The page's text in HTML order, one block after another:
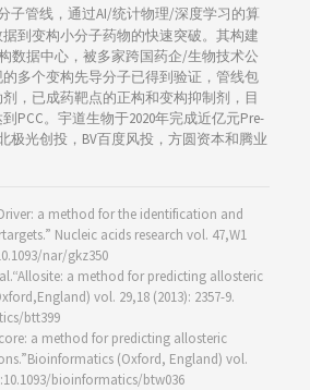
子管线，通过AI/统计物理/深度学习的算
到变构小分子药物的快速突破。其构建
数据中心，被多家跨国药企/生物技术公
多个变构先导分子已得到验证，管线包
，已成药靶点的正构和变构抑制剂，目
PCC。宇道生物于2020年完成近亿元Pre-
极光创投，BV百度风投，方圆资本和腾业
a method for the identification and
Nucleic acids research vol. 47,W1
nar/gkz350
a method for predicting allosteric
vol. 29,18 (2013): 2357-9.
btt399
a method for predicting allosteric
(Oxford, England) vol.
bioinformatics/btw036